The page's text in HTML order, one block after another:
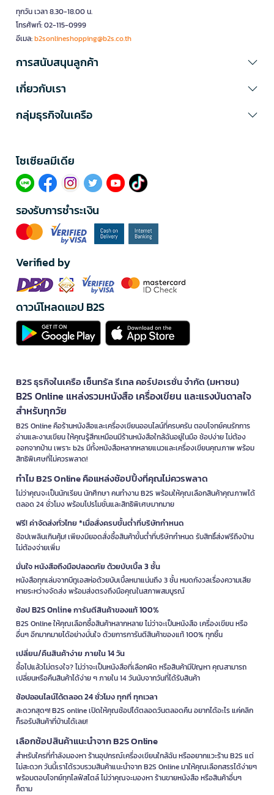
ทุกวัน เวลา 8.30-18.00 น.
โทรศัพท์: 02-115-0999
อีเมล:b2sonlineshopping@b2s.co.th
การสนับสนุนลูกค้า
เกี่ยวกับเรา
กลุ่มธุรกิจในเครือ
โซเซียลมีเดีย​
รองรับการชำระเงิน
Verified by
ดาวน์โหลดแอป B2S
B2S ธุรกิจในเครือ เซ็นทรัล รีเทล คอร์ปอเรชั่น จำกัด (มหาชน)
B2S Online แหล่งรวมหนังสือ เครื่องเขียน และแรงบันดาลใจ
สำหรับทุกวัย
B2S Online คือร้านหนังสือและเครื่องเขียนออนไลน์ที่ครบครัน ตอบโจทย์คนรักการ
อ่านและงานเขียน ให้คุณรู้สึกเหมือนมีร้านหนังสือใกล้ฉันอยู่ในมือ ช้อปง่าย ไม่ต้อง
ออกจากบ้าน เพราะ b2s มีทั้งหนังสือหลากหลายแนวและเครื่องเขียนคุณภาพ พร้อม
สิทธิพิเศษที่ไม่ควรพลาด!
ทำไม B2S Online คือแหล่งช้อปปิ้งที่คุณไม่ควรพลาด
ไม่ว่าคุณจะเป็นนักเรียน นักศึกษา คนทำงาน B2S พร้อมให้คุณเลือกสินค้าคุณภาพได้
ตลอด 24 ชั่วโมง พร้อมโปรโมชั่นและสิทธิพิเศษมากมาย
ฟรี! ค่าจัดส่งทั่วไทย *เมื่อสั่งครบขั้นต่ำที่บริษัทกำหนด
ช้อปเพลินเกินคุ้ม! เพียงมียอดสั่งซื้อสินค้าขั้นต่ำที่บริษัทกำหนด รับสิทธิ์ส่งฟรีถึงบ้าน
ไม่ต้องจ่ายเพิ่ม
มั่นใจ หนังสือถึงมือปลอดภัย ด้วยบับเบิ้ล 3 ชั้น
หนังสือทุกเล่มจากบีทูเอสห่อด้วยบับเบิ้ลหนาแน่นถึง 3 ชั้น หมดกังวลเรื่องความเสีย
หายระหว่างจัดส่ง พร้อมส่งตรงถึงมือคุณในสภาพสมบูรณ์
ช้อป B2S Online การันตีสินค้าของแท้ 100%
B2S Online ให้คุณเลือกซื้อสินค้าหลากหลาย ไม่ว่าจะเป็นหนังสือ เครื่องเขียน หรือ
อื่นๆ อีกมากมายได้อย่างมั่นใจ ด้วยการการันตีสินค้าของแท้ 100% ทุกชิ้น
เปลี่ยน/คืนสินค้าง่าย ภายใน 14 วัน
ซื้อไปแล้วไม่ตรงใจ? ไม่ว่าจะเป็นหนังสือที่เลือกผิด หรือสินค้ามีปัญหา คุณสามารถ
เปลี่ยนหรือคืนสินค้าได้ง่าย ๆ ภายใน 14 วันนับจากวันที่ได้รับสินค้า
ช้อปออนไลน์ได้ตลอด 24 ชั่วโมง ทุกที่ ทุกเวลา
สะดวกสุดๆ! B2S online เปิดให้คุณช้อปได้ตลอดวันตลอดคืน อยากได้อะไร แค่คลิก
ก็รอรับสินค้าที่บ้านได้เลย!
เลือกช้อปสินค้าแนะนำจาก B2S Online
สำหรับใครที่กำลังมองหา ร้านอุปกรณ์เครื่องเขียนใกล้ฉัน หรืออยากแวะร้าน B2S แต่
ไม่สะดวก วันนี้เราได้รวบรวมสินค้าแนะนำจาก B2S Online มาให้คุณเลือกสรรได้ง่ายๆ
พร้อมตอบโจทย์ทุกไลฟ์สไตล์ ไม่ว่าคุณจะมองหา ร้านขายหนังสือ หรือสินค้าอื่นๆ
ก็ตาม